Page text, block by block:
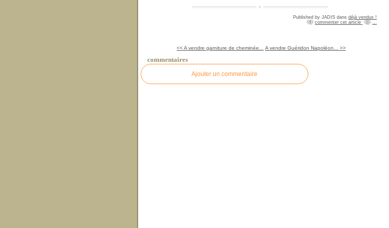
Published by JADIS dans déjà vendus !
commenter cet article
<< A vendre garniture de cheminée... A vendre Guéridon Napoléon... >>
commentaires
Ajouter un commentaire